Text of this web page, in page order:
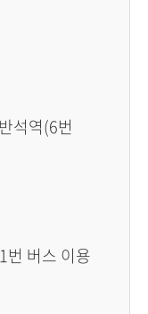
석역(6번
번 버스 이용